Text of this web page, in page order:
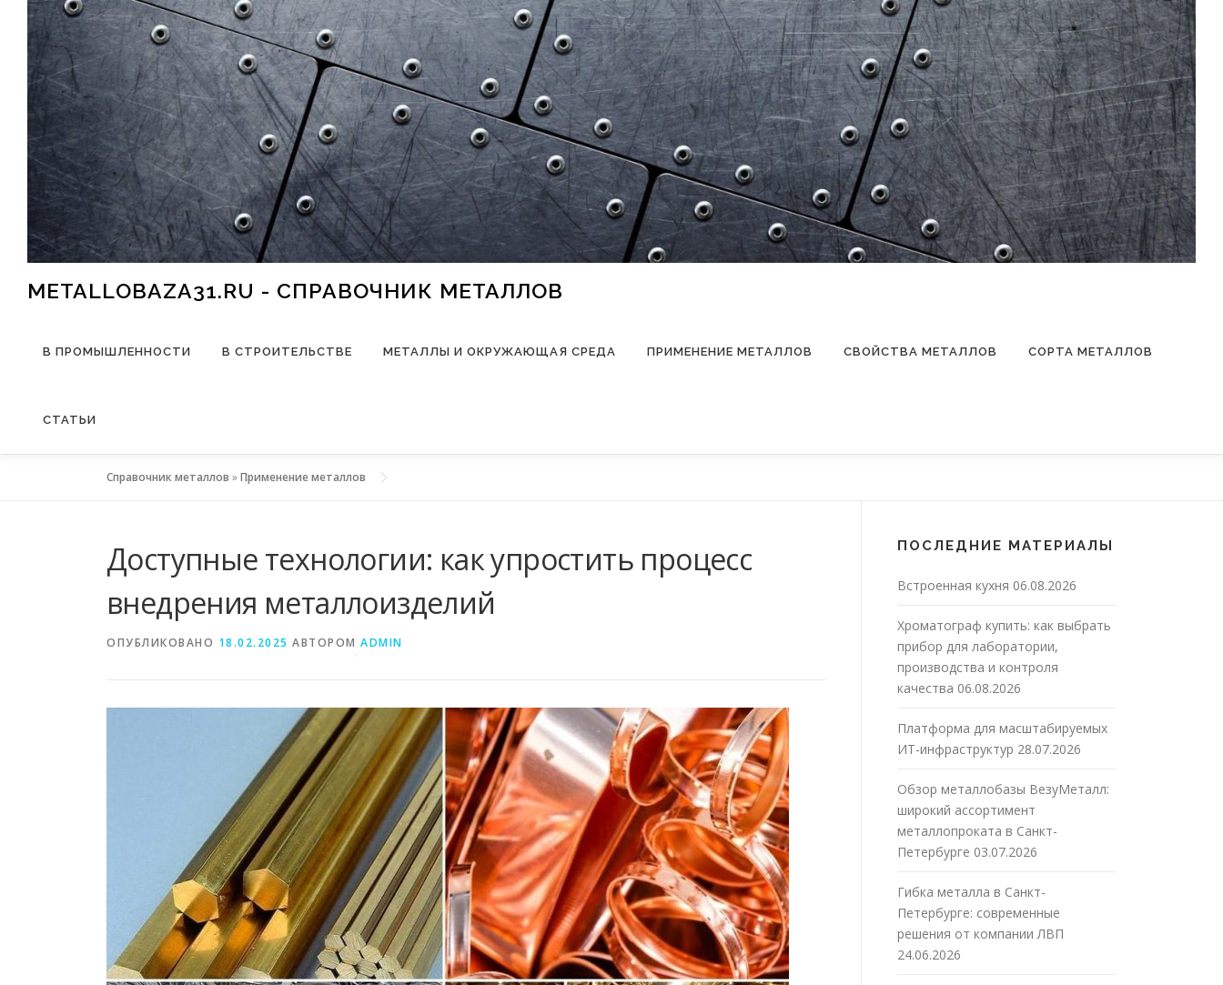
Перейти к содержимому
METALLOBAZA31.RU - СПРАВОЧНИК МЕТАЛЛОВ
В ПРОМЫШЛЕННОСТИ В СТРОИТЕЛЬСТВЕ МЕТАЛЛЫ И ОКРУЖАЮЩАЯ СРЕДА ПРИМЕНЕНИЕ МЕТАЛЛОВ СВОЙСТВА МЕТАЛЛОВ СОРТА МЕТАЛЛОВ
СТАТЬИ
Справочник металлов »Применение металлов
Доступные технологии: как упростить процесс
внедрения металлоизделий
ОПУБЛИКОВАНО 18.02.2025 АВТОРОМ ADMIN
ПОСЛЕДНИЕ МАТЕРИАЛЫ
Встроенная кухня 06.08.2026
Хроматограф купить: как выбрать
прибор для лаборатории,
производства и контроля
качества 06.08.2026
Платформа для масштабируемых
ИТ-инфраструктур 28.07.2026
Обзор металлобазы ВезуМеталл:
широкий ассортимент
металлопроката в Санкт-
Петербурге 03.07.2026
Гибка металла в Санкт-
Петербурге: современные
решения от компании ЛВП
24.06.2026